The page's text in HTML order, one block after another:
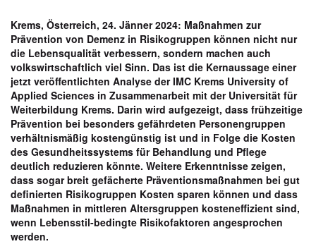
Krems, Österreich, 24. Jänner 2024: Maßnahmen zur
Prävention von Demenz in Risikogruppen können nicht nur
die Lebensqualität verbessern, sondern machen auch
volkswirtschaftlich viel Sinn. Das ist die Kernaussage einer
jetzt veröffentlichten Analyse derIMC Krems University of
Applied Sciences in Zusammenarbeit mit der Universität für
Weiterbildung Krems. Darin wird aufgezeigt, dass frühzeitige
Prävention bei besonders gefährdeten Personengruppen
verhältnismäßig kostengünstig ist und in Folge die Kosten
des Gesundheitssystems für Behandlung und Pflege
deutlich reduzieren könnte. Weitere Erkenntnisse zeigen,
dass sogar breit gefächerte Präventionsmaßnahmen bei gut
definierten Risikogruppen Kosten sparen können und dass
Maßnahmen in mittleren Altersgruppen kosteneffizient sind,
wenn Lebensstil-bedingte Risikofaktoren angesprochen
werden.